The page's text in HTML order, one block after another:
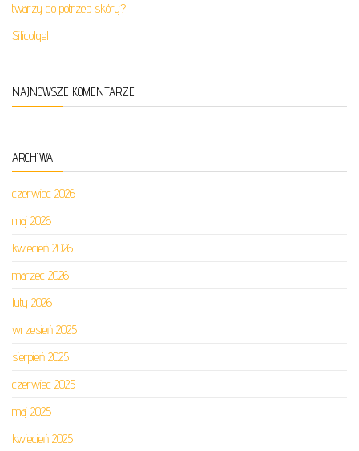
twarzy do potrzeb skóry?
Silicolgel
NAJNOWSZE KOMENTARZE
ARCHIWA
czerwiec 2026
maj 2026
kwiecień 2026
marzec 2026
luty 2026
wrzesień 2025
sierpień 2025
czerwiec 2025
maj 2025
kwiecień 2025